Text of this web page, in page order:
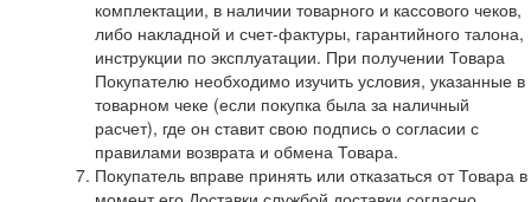
комплектации, в наличии товарного и кассового чеков,
либо накладной и счет-фактуры, гарантийного талона,
инструкции по эксплуатации. При получении Товара
Покупателю необходимо изучить условия, указанные в
товарном чеке (если покупка была за наличный
расчет), где он ставит свою подпись о согласии с
правилами возврата и обмена Товара.
Покупатель вправе принять или отказаться от Товара в